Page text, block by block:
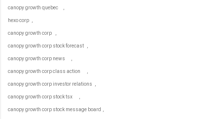
canopy growth quebec ,
hexo corp ,
canopy growth corp ,
canopy growth corp stock forecast ,
canopy growth corp news ,
canopy growth corp class action ,
canopy growth corp investor relations ,
canopy growth corp stock tsx ,
canopy growth corp stock message board ,